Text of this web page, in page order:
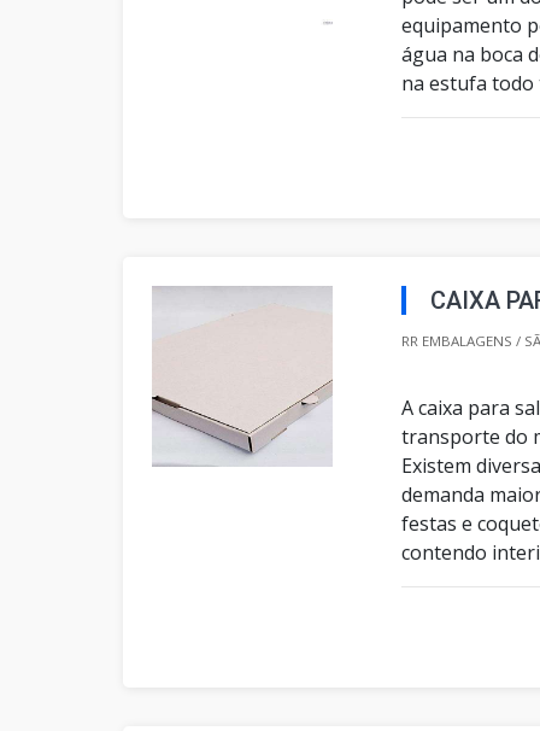
equipamento
água na boca
na estufa todo
CAIXA
RR EMBALAGENS /
A caixa para
transporte do
Existem
demanda
festas e
contendo